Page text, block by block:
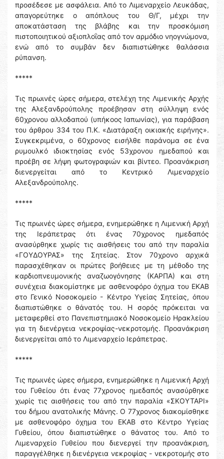
προσέδεσε με ασφάλεια. Από το Λιμεναρχείο Λευκάδας,
απαγορεύτηκε ο απόπλους του Θ/Γ, μέχρι την
αποκατάσταση της βλάβης και την προσκόμιση
πιστοποιητικού αξιοπλοΐας από τον αρμόδιο νηογνώμονα,
ενώ από το συμβάν δεν διαπιστώθηκε θαλάσσια
ρύπανση.
*****
Τις πρωινές ώρες σήμερα, στελέχη της Λιμενικής Αρχής
της Αλεξανδρούπολης προέβησαν στη σύλληψη ενός
60χρονου αλλοδαπού (υπήκοος Ιαπωνίας), για παράβαση
του άρθρου 334 του Π.Κ. «Διατάραξη οικιακής ειρήνης».
Συγκεκριμένα, ο 60χρονος εισήλθε παράνομα σε ένα
ρυμουλκό ιδιοκτησίας ενός 53χρονου ημεδαπού και
προέβη σε λήψη φωτογραφιών και βίντεο. Προανάκριση
διενεργείται από το Κεντρικό Λιμεναρχείο
Αλεξανδρούπολης.
*****
Τις πρωινές ώρες σήμερα, ενημερώθηκε η Λιμενική Αρχή
της Ιεράπετρας ότι ένας 70χρονος ημεδαπός
ανασύρθηκε χωρίς τις αισθήσεις του από την παραλία
«ΓΟΥΔΟΥΡΑΣ» της Σητείας. Στον 70χρονο αρχικά
παρασχέθηκαν οι πρώτες βοήθειες με τη μέθοδο της
καρδιοπνευμονικής αναζωογόνησης (ΚΑΡΠΑ) και στη
συνέχεια διακομίστηκε με ασθενοφόρο όχημα του ΕΚΑΒ
στο Γενικό Νοσοκομείο - Κέντρο Υγείας Σητείας, όπου
διαπιστώθηκε ο θάνατός του. Η σορός πρόκειται να
μεταφερθεί στο Πανεπιστημιακό Νοσοκομείο Ηρακλείου
για τη διενέργεια νεκροψίας-νεκροτομής. Προανάκριση
διενεργείται από το Λιμεναρχείο Ιεράπετρας.
*****
Τις πρωινές ώρες σήμερα, ενημερώθηκε η Λιμενική Αρχή
του Γυθείου ότι ένας 77χρονος ημεδαπός ανασύρθηκε
χωρίς τις αισθήσεις του από την παραλία «ΣΚΟΥΤΑΡΙ»
του δήμου ανατολικής Μάνης. Ο 77χρονος διακομίσθηκε
με ασθενοφόρο όχημα του ΕΚΑΒ στο Κέντρο Υγείας
Γυθείου, όπου διαπιστώθηκε ο θάνατος του. Από το
Λιμεναρχείο Γυθείου που διενεργεί την προανάκριση,
παραγγέλθηκε η διενέργεια νεκροψίας - νεκροτομής στο